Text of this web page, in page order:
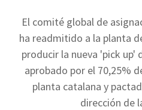
El comité global de
ha readmitido a la planta
producir la nueva 'pick up'
aprobado por el 70,25%
planta catalana y
dirección de